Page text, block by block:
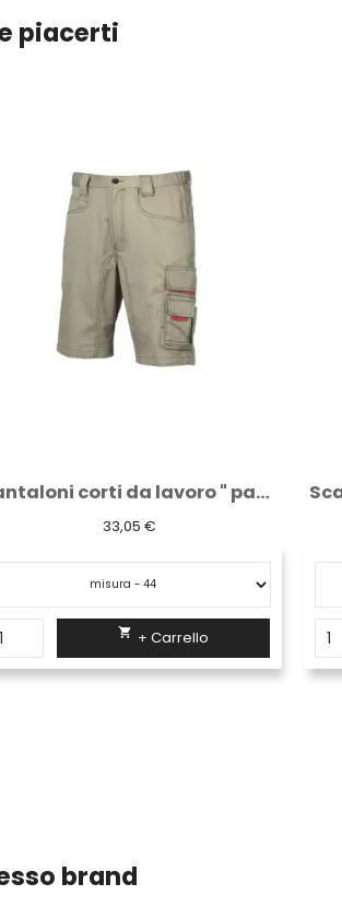
piacerti
Scarpe da lavoro U-Power Duke S3 CI ESD...
96,81 €
 + Carrello
brand